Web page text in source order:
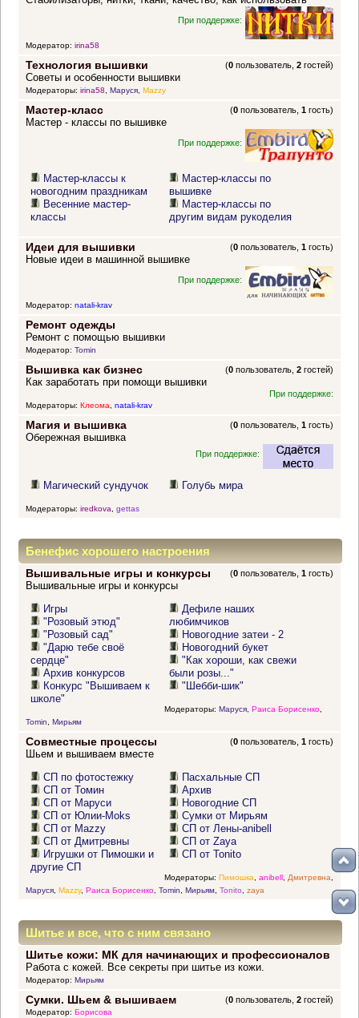
При поддержке:
Модератор: irina58
Технология вышивки (0 пользователь,2 гостей)
Советы и особенности вышивки
Модераторы: irina58, Маруся, Mazzy
Мастер-класс (0 пользователь,1 гость)
Мастер - классы по вышивке
При поддержке:
Мастер-классы к
новогодним праздникам
Весенние мастер-
классы
Мастер-классы по
вышивке
Мастер-классы по
другим видам рукоделия
Идеи для вышивки (0 пользователь,1 гость)
Новые идеи в машинной вышивке
При поддержке:
Модератор: natali-krav
Ремонт одежды
Ремонт с помощью вышивки
Модератор: Tomin
Вышивка как бизнес (0 пользователь,2 гостей)
Как заработать при помощи вышивки
При поддержке:
Модераторы: Клеома, natali-krav
Магия и вышивка (0 пользователь,1 гость)
Обережная вышивка
При поддержке:
Магический сундучок Голубь мира
Модераторы: iredkova gettas
Бенефис хорошего настроения
Вышивальные игры и конкурсы (0 пользователь,1 гость)
Вышивальные игры и конкурсы
Игры
"Розовый этюд"
"Розовый сад"
"Дарю тебе своё
сердце"
Архив конкурсов
Конкурс "Вышиваем к
школе"
Дефиле наших
любимчиков
Новогодние затеи - 2
Новогодний букет
"Как хороши, как свежи
были розы..."
"Шебби-шик"
Модераторы: Маруся, Раиса Борисенко,
Tomin
Мирьям
Совместные процессы (0 пользователь,1 гость)
Шьем и вышиваем вместе
СП по фотостежку
СП от Томин
СП от Маруси
СП от Юлии-Moks
СП от Mazzy
СП от Дмитревны
Игрушки от Пимошки и
другие СП
Пасхальные СП
Архив
Новогодние СП
Сумки от Мирьям
СП от Лены-anibell
СП от Zaya
СП от Tonito
Модераторы: Пимошка anibell, Дмитревна
Маруся, Mazzy, Раиса Борисенко, Tomin Мирьям, Tonito zaya
Шитье и все, что с ним связано
Шитье кожи: МК для начинающих и профессионалов
Работа с кожей. Все секреты при шитье из кожи.
Модератор: Мирьям
Сумки. Шьем & вышиваем (0 пользователь,2 гостей)
Модератор: Борисова